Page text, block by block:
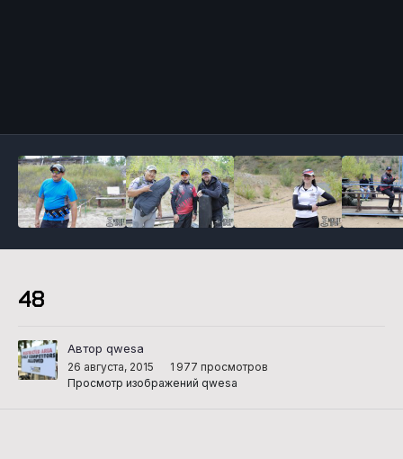
48
Автор qwesa
26 августа, 2015
1 977 просмотров
Просмотр изображений qwesa